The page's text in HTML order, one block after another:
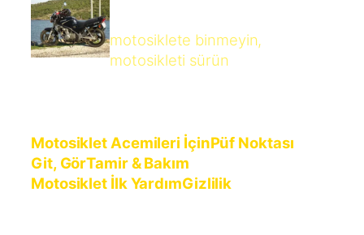
motosiklete binmeyin,
motosikleti sürün
Motosiklet Acemileri İçinPüf Noktası
Git, GörTamir & Bakım
Motosiklet İlk YardımGizlilik